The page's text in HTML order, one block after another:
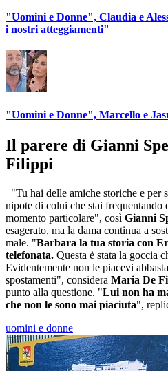
"Uomini e Donne", Claudia e
i nostri atteggiamenti"
"Uomini e Donne", Marcello e
Il parere di Gianni
Filippi
"Tu hai delle amiche storiche e per
nipote di colui che stai frequentando
momento particolare", così Gianni
esagerato, ma la dama continua a
male. "Barbara la tua storia con
telefonata. Questa è stata la goccia
Evidentemente non le piacevi
spostamenti", considera Maria De
punto alla questione. "Lui non ha
che non le sono mai piaciuta",
uomini e donne